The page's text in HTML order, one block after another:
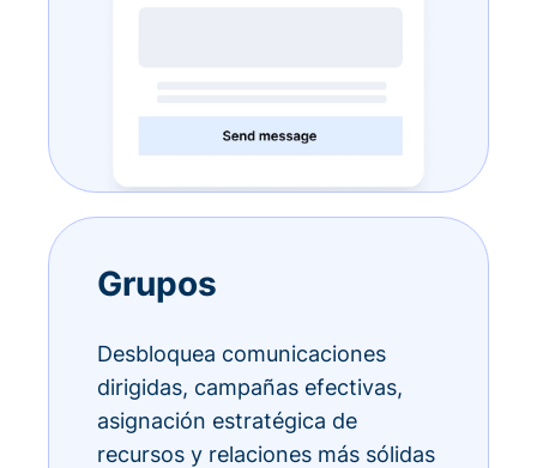
Grupos
Desbloquea comunicaciones
dirigidas, campañas efectivas,
asignación estratégica de
recursos y relaciones más sólidas